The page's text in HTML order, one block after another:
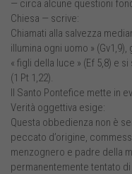
— circa alcune questioni
Chiesa — scrive:
Chiamati alla salvezza
illumina ogni uomo »
« figli della luce » (Ef 5,8) e
(1 Pt 1,22).
Il Santo Pontefice mette in
Verità oggettiva esige:
Questa obbedienza non è
peccato d’origine,
menzognero e padre della
permanentemente tentato